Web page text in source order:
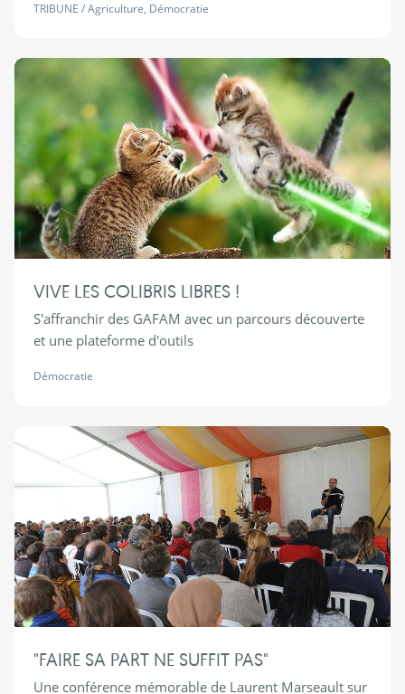
TRIBUNE /Agriculture, Démocratie
VIVE LES COLIBRIS LIBRES !
S'affranchir des GAFAM avec un parcours découverte
et une plateforme d'outils
Démocratie
"FAIRE SA PART NE SUFFIT PAS"
Une conférence mémorable de Laurent Marseault sur